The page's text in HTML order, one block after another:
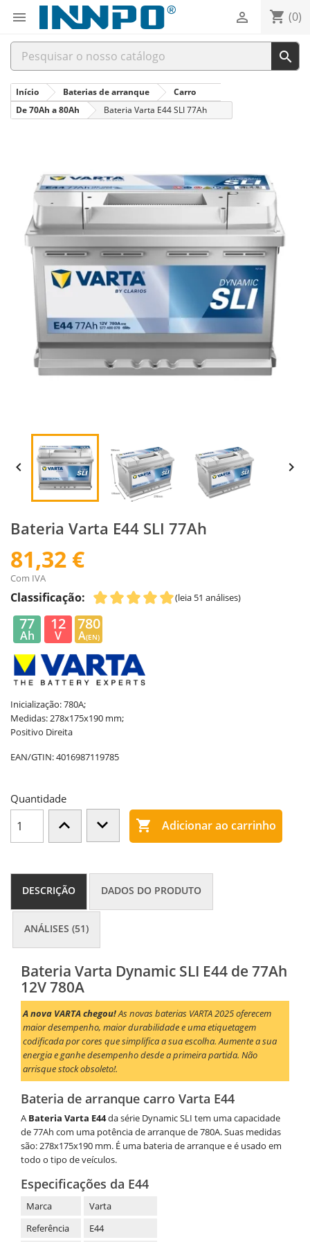
 shopping_cart (0)


Início Baterias de arranque
Carro
De 70Ah a 80Ah
Bateria Varta E44 SLI 77Ah
 
Bateria Varta E44 SLI 77Ah
81,32 €
Com IVA
Classificação: (leia 51 análises)
77
Ah
12
V
780
A(EN)
Inicialização: 780A;
Medidas: 278x175x190 mm;
Positivo Direita
EAN/GTIN:4016987119785
Quantidade
 Adicionar ao carrinho
DESCRIÇÃO DADOS DO PRODUTO
ANÁLISES (51)
Bateria Varta Dynamic SLI E44 de 77Ah
12V 780A
A nova VARTA chegou!As novas baterias VARTA 2025 oferecem
maior desempenho, maior durabilidade e uma etiquetagem
codificada por cores que simplifica a sua escolha. Aumente a sua
energia e ganhe desempenho desde a primeira partida. Não
arrisque stock obsoleto!.
Bateria de arranque carro Varta E44
A Bateria Varta E44da série Dynamic SLI tem uma capacidade
de 77Ah com uma potência de arranque de 780A. Suas medidas
são: 278x175x190 mm. É uma bateria de arranque e é usado em
todo o tipo de veículos.
Especificações da E44
Marca
Varta
Referência
E44